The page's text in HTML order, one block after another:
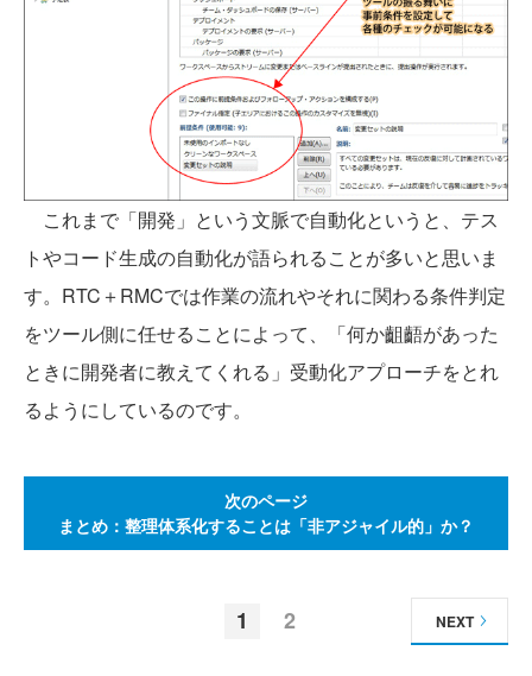
これまで「開発」という文脈で自動化というと、テス
トやコード生成の自動化が語られることが多いと思いま
す。RTC＋RMCでは作業の流れやそれに関わる条件判定
をツール側に任せることによって、「何か齟齬があった
ときに開発者に教えてくれる」受動化アプローチをとれ
るようにしているのです。
次のページ
まとめ：整理体系化することは「非アジャイル的」か？
1 2 NEXT